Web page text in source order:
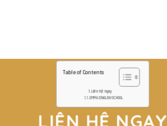
Table of Contents
Liên hệ ngay
EMMA ENGLISH SCHOOL
LIÊN HỆ NGAY